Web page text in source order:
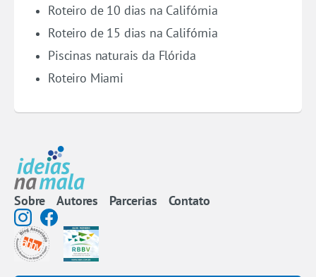
Roteiro de 10 dias na Califórnia
Roteiro de 15 dias na Califórnia
Piscinas naturais da Flórida
Roteiro Miami
Sobre Autores Parcerias Contato